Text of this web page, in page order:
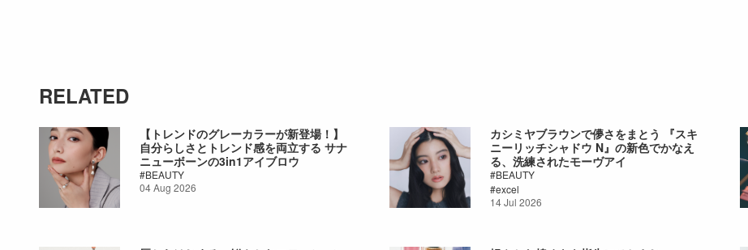
RELATED
【トレンドのグレーカラーが新登場！】
自分らしさとトレンド感を両立する サナ
ニューボーンの3in1アイブロウ
BEAUTY
04 Aug 2026
カシミヤブラウンで儚さをまとう 『スキ
ニーリッチシャドウ N』の新色でかなえ
る、洗練されたモーヴアイ
BEAUTY
excel
14 Jul 2026